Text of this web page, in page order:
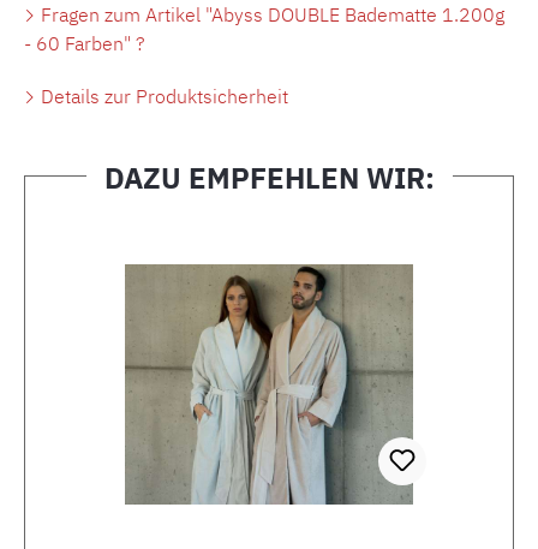
Fragen zum Artikel "Abyss DOUBLE Badematte 1.200g
- 60 Farben" ?
Details zur Produktsicherheit
DAZU EMPFEHLEN WIR: